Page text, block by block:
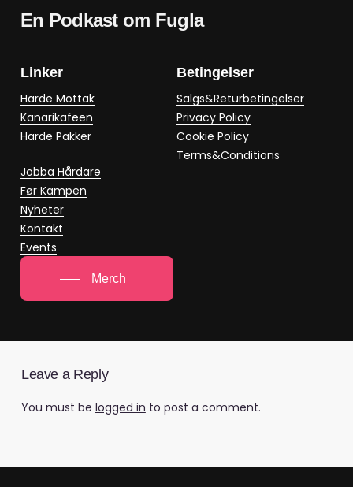
En Podkast om Fugla
Linker
Harde Mottak
Kanarikafeen
Harde Pakker
Jobba Hårdare
Før Kampen
Nyheter
Kontakt
Events
Betingelser
Salgs&Returbetingelser
Privacy Policy
Cookie Policy
Terms&Conditions
Merch
Leave a Reply
You must be logged in to post a comment.